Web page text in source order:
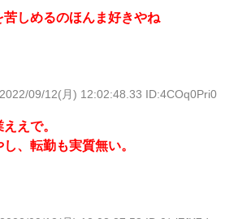
しめるのほんま好きやね
2022/09/12(月) 12:02:48.33 ID:4COq0Pri0
えで。
、転勤も実質無い。